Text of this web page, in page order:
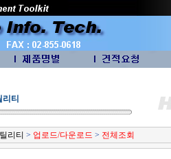
리티
리티 > 업로드/다운로드 > 전체조회